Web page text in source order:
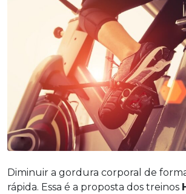
Diminuir a gordura corporal de
rápida. Essa é a proposta dos treinos